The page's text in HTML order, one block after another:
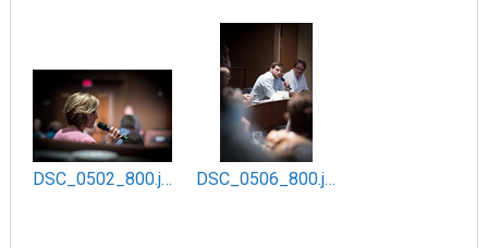
DSC_0502_800.jpg DSC_0506_800.jpg